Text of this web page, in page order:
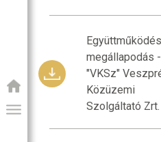
megállapodás -
"VKSz"
Közüzemi
Szolgáltató Zrt.